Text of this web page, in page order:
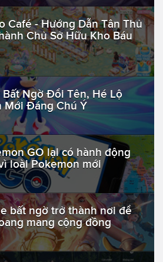
Café - Hướng Dẫn Tân Thủ
Chủ Sở Hữu Kho Báu
Bất Ngờ Đổi Tên, Hé Lộ
Mới Đáng Chú Ý
GO lại có hành động
loài Pokemon mới
bất ngờ trở thành nơi để
mang cộng đồng